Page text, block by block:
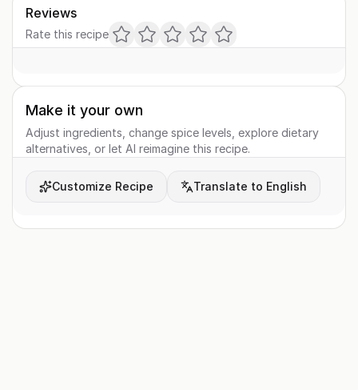
Reviews
Rate this recipe
Make it your own
Adjust ingredients, change spice levels, explore dietary
alternatives, or let AI reimagine this recipe.
Customize Recipe Translate to English